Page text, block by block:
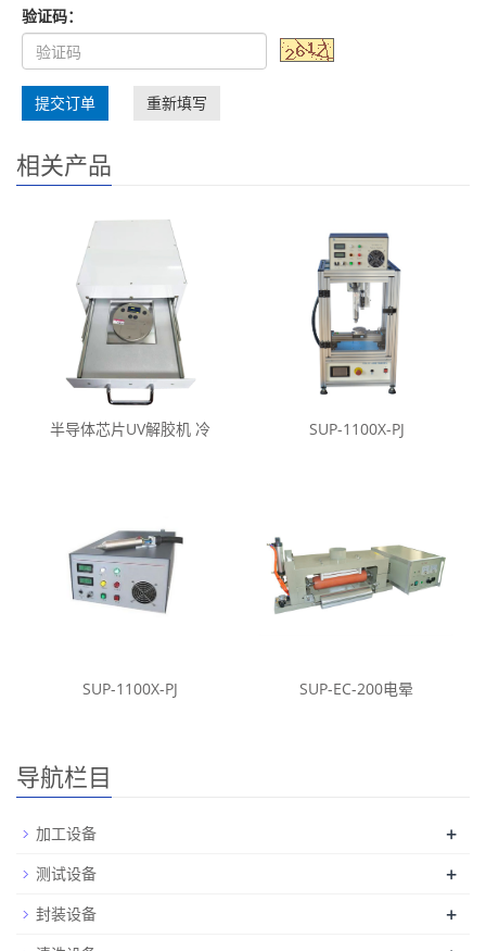
验证码：
提交订单 重新填写
相关产品
半导体芯片UV解胶机 冷 SUP-1100X-PJ
SUP-1100X-PJ SUP-EC-200电晕
导航栏目
加工设备 +
测试设备 +
封装设备 +